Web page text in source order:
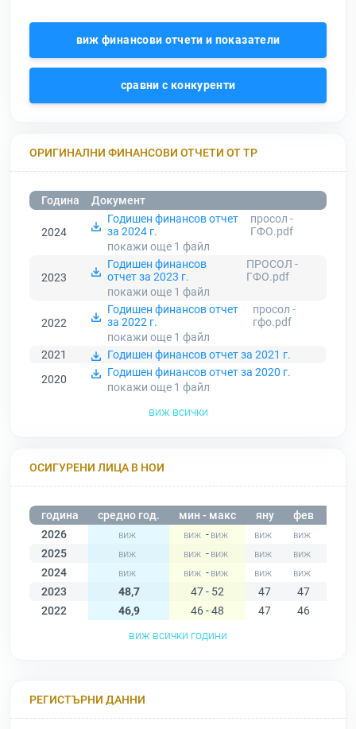
виж финансови отчети и показатели
сравни с конкуренти
ОРИГИНАЛНИ ФИНАНСОВИ ОТЧЕТИ ОТ ТР
Година Документ
2024
Годишен финансов отчет
за 2024 г.
просол -
ГФО.pdf
покажи още 1 файл
2023
Годишен финансов
отчет за 2023 г.
ПРОСОЛ -
ГФО.pdf
покажи още 1 файл
2022
Годишен финансов отчет
за 2022 г.
просол -
гфо.pdf
покажи още 1 файл
2021
Годишен финансов отчет за 2021 г.
2020
Годишен финансов отчет за 2020 г.
покажи още 1 файл
виж всички
ОСИГУРЕНИ ЛИЦА В НОИ
година средно год. мин - макс яну фев
2026
-
2025
-
2024
-
2023
48,7 47 - 52 47 47
2022
46,9 46 - 48 47 46
виж всички години
РЕГИСТЪРНИ ДАННИ